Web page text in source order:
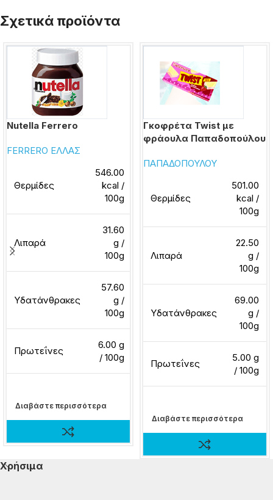
Σχετικά προϊόντα
Nutella Ferrero
FERRERO ΕΛΛΑΣ
Θερμίδες
546.00
kcal /
100g
Λιπαρά
31.60
g /
100g
Υδατάνθρακες
57.60
g /
100g
Πρωτεΐνες
6.00 g
/ 100g
Διαβάστε περισσότερα
Γκοφρέτα Twist με
φράουλα Παπαδοπούλου
ΠΑΠΑΔΟΠΟΥΛΟΥ
Θερμίδες
501.00
kcal /
100g
Λιπαρά
22.50
g /
100g
Υδατάνθρακες
69.00
g /
100g
Πρωτεΐνες
5.00 g
/ 100g
Διαβάστε περισσότερα
Χρήσιμα